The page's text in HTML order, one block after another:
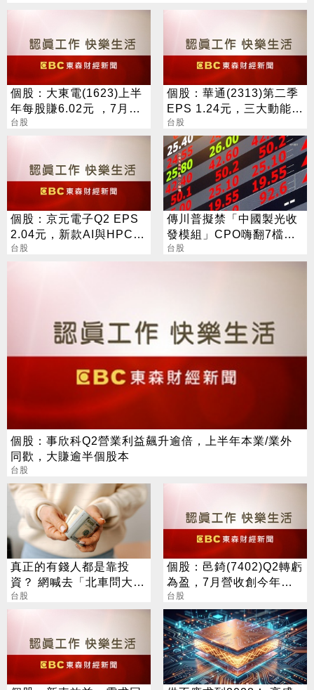
個股：大東電(1623)上半
年每股賺6.02元 ，7月營
收站穩6億元創同期新高
台股
個股：華通(2313)第二季
EPS 1.24元，三大動能加
持，營運展望逐季向上
台股
個股：京元電子Q2 EPS
2.04元，新款AI與HPC晶
片到位並放量，外資看好
台股
傳川普擬禁「中國製光收
發模組」CPO嗨翻7檔攻
漲停
台股
個股：事欣科Q2營業利益飆升逾倍，上半年本業/業外
同歡，大賺逾半個股本
台股
真正的有錢人都是靠投
資？ 網喊去「北車問大
師」：保證專業
台股
個股：邑錡(7402)Q2轉虧
為盈，7月營收創今年單
月高點
台股